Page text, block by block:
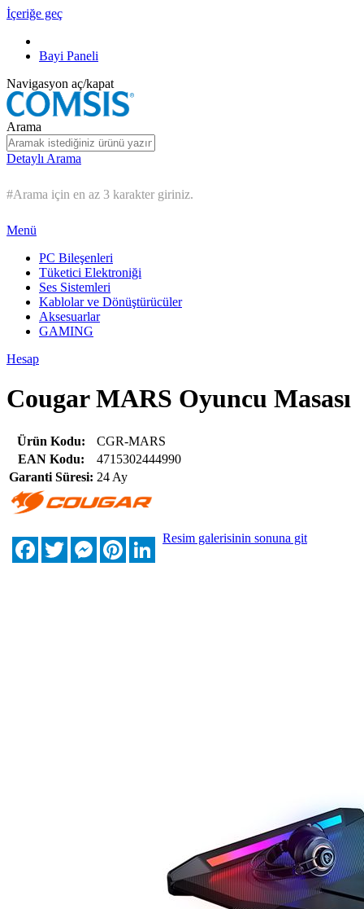
İçeriğe geç
Bayi Paneli
Navigasyon aç/kapat
Arama
Detaylı Arama
#Arama için en az 3 karakter giriniz.
Menü
PC Bileşenleri
Tüketici Elektroniği
Ses Sistemleri
Kablolar ve Dönüştürücüler
Aksesuarlar
GAMING
Hesap
Cougar MARS Oyuncu Masası
Ürün Kodu:
CGR-MARS
EAN Kodu:
4715302444990
Garanti Süresi: 24 Ay
FacebookTwitterMessengerPinterestLinkedIn
Resim galerisinin sonuna git